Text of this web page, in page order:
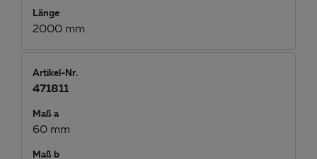
Länge
2000 mm
Artikel-Nr.
471811
Maß a
60 mm
Maß b